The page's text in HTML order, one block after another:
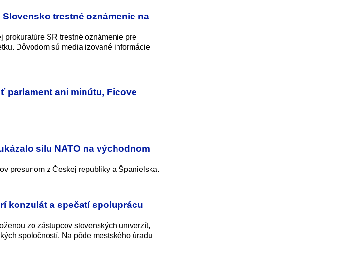
trestné oznámenie na
prokuratúre SR trestné oznámenie pre
Dôvodom sú medializované informácie
parlament ani minútu, Ficove
silu NATO na východnom
presunom z Českej republiky a Španielska.
konzulát a spečatí spoluprácu
zo zástupcov slovenských univerzít,
spoločností. Na pôde mestského úradu